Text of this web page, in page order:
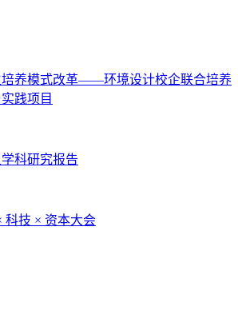
培养模式改革——环境设计校企联合培养
践项目
科研究报告
科技 × 资本大会